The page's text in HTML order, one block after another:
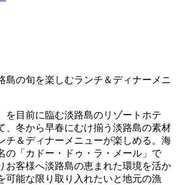
を目前に臨む淡路島のリゾートホテ
、冬から早春にむけ揃う淡路島の素材
チ＆ディナーメニューが楽しめる。海
の「カドー・ドゥ・ラ・メール」で
お客様へ淡路島の恵まれた環境を活か
可能な限り取り入れたいと地元の漁